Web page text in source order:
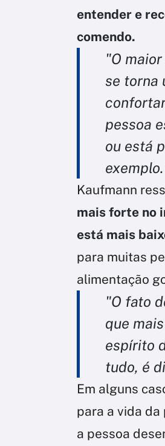
entender e
comendo.
"O
se torna
pessoa
ou está
Kaufmann
mais forte no
está mais
para muitas
alimentação
"O fato
que
espírito
tudo, é
Em alguns
para a vida da
a pessoa